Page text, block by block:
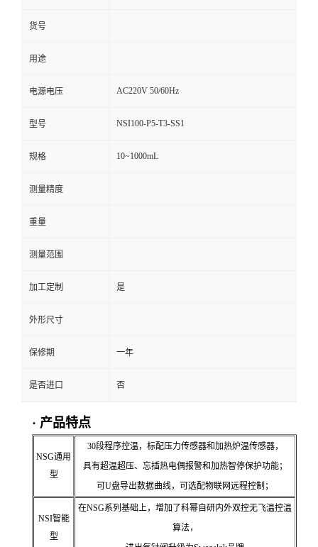
货号
用途
电源电压 AC220V 50/60Hz
型号 NSI100-P5-T3-SS1
规格 10~1000mL
测量精度
重量
测量范围
加工定制 是
外形尺寸
保修期 一年
是否进口 否
· 产品特点
NSG通用
型
30段程序控温，标配压力传感器和加热炉温传感器，
具有超温超压、忘插热电偶报警和加热智停保护功能；
可U盘导出数据曲线，可选配物联网远程控制；
NSI智能
型
在NSG系列基础上，增加了科幂自研内外双控无飞温控温
算法，